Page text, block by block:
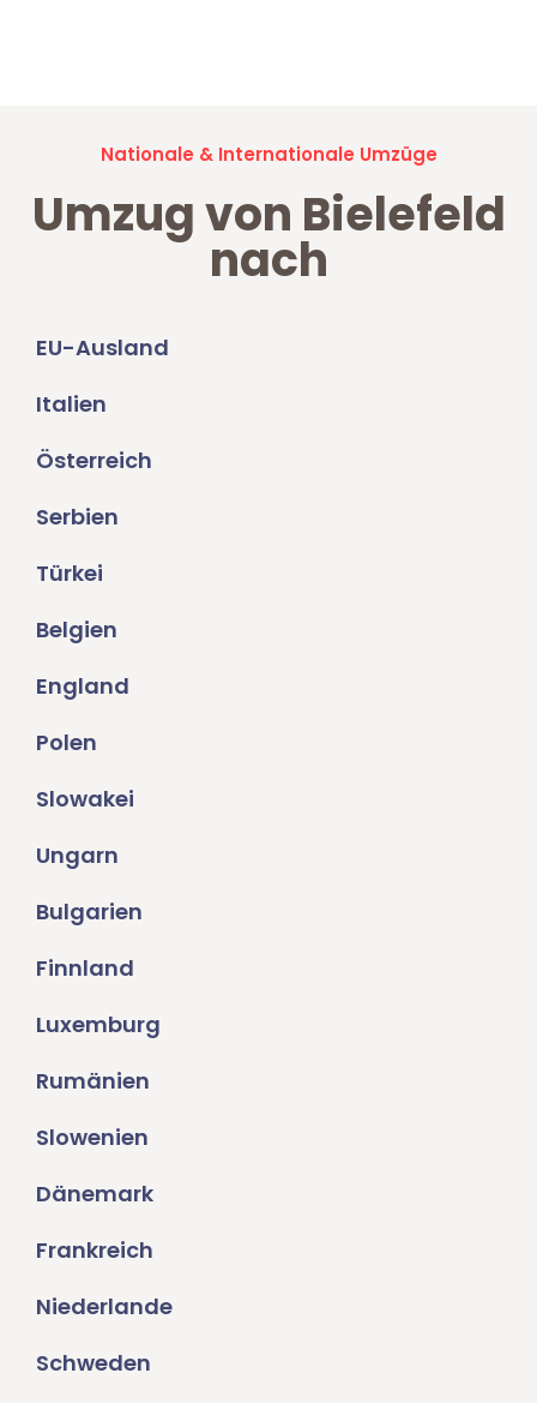
Nationale & Internationale Umzüge
Umzug von Bielefeld
nach
EU-Ausland
Italien
Österreich
Serbien
Türkei
Belgien
England
Polen
Slowakei
Ungarn
Bulgarien
Finnland
Luxemburg
Rumänien
Slowenien
Dänemark
Frankreich
Niederlande
Schweden